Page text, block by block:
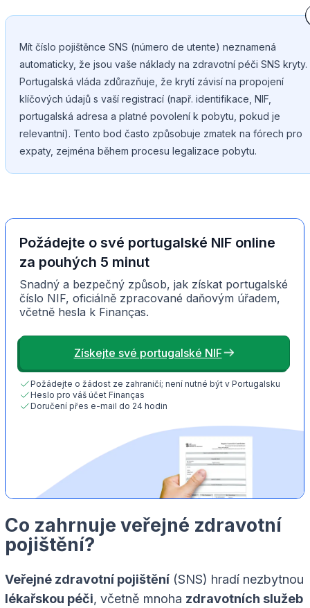
Mít číslo pojištěnce SNS (número de utente) neznamená
automaticky, že jsou vaše náklady na zdravotní péči SNS kryty.
Portugalská vláda zdůrazňuje, že krytí závisí na propojení
klíčových údajů s vaší registrací (např. identifikace, NIF,
portugalská adresa a platné povolení k pobytu, pokud je
relevantní). Tento bod často způsobuje zmatek na fórech pro
expaty, zejména během procesu legalizace pobytu.
Požádejte o své portugalské NIF online
za pouhých 5 minut
Snadný a bezpečný způsob, jak získat portugalské
číslo NIF, oficiálně zpracované daňovým úřadem,
včetně hesla k Finanças.
Získejte své portugalské NIF
Požádejte o žádost ze zahraničí; není nutné být v Portugalsku
Heslo pro váš účet Finanças
Doručení přes e-mail do 24 hodin
Co zahrnuje veřejné zdravotní
pojištění?
Veřejné zdravotní pojištění (SNS) hradí nezbytnou
lékařskou péči, včetně mnoha zdravotních služeb